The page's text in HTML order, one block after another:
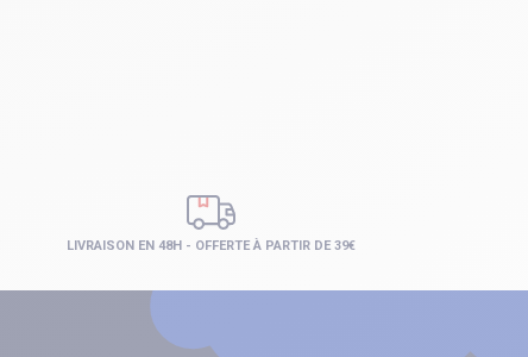
LIVRAISON EN 48H - OFFERTE À PARTIR DE 39€